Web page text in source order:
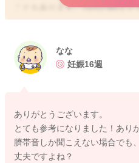
こともあります。70台の時はマ
で、同時に脈拍を手首などで測
少しでも参考になれば幸いです。
よろしくお願いします。
なな
妊娠16週
ありがとうございます。
とても参考になりました！あり
臍帯音しか聞こえない場合でも
丈夫ですよね？